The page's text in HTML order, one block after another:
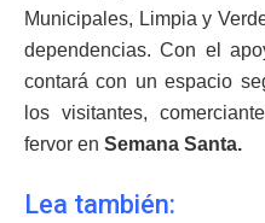
Municipales, Limpia y
dependencias. Con el
contará con un espacio
los visitantes,
fervor en Semana Santa.
Lea también: